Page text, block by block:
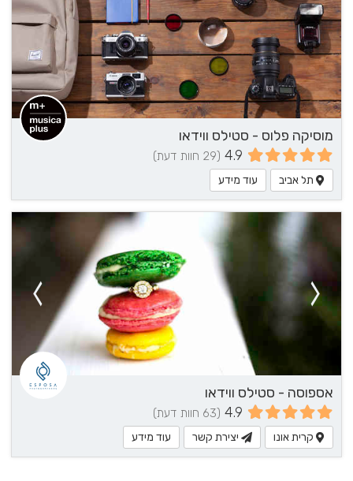
מוסיקה פלוס - סטילס ווידאו
4.9 (29 חוות דעת)
תל אביב עוד מידע
אספוסה - סטילס ווידאו
4.9 (63 חוות דעת)
קרית אונו יצירת קשר עוד מידע